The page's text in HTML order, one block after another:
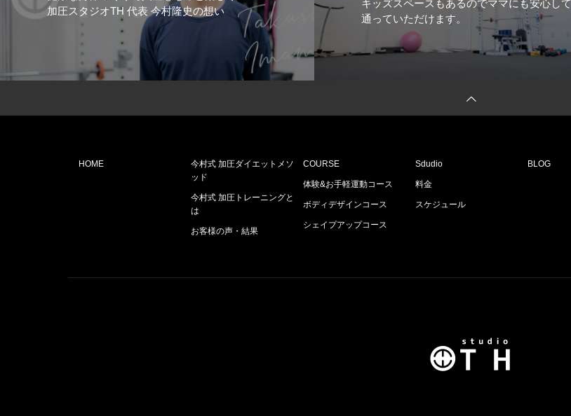
加圧スタジオTH 代表 今村隆史の想い
キッズスペースもあるのでママにも安心して
通っていただけます。
HOME
今村式 加圧ダイエットメソ
ッド
今村式 加圧トレーニングと
は
お客様の声・結果
COURSE
体験&お手軽運動コース
ボディデザインコース
シェイプアップコース
Sdudio
料金
スケジュール
BLOG